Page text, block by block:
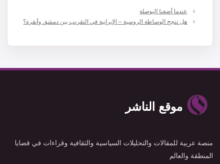
عندما أضعنا البوصلة
هل تنجح الوساطة الروسية – الإيرانية في التقريب بين دمشق وأنقرة؟
موقع الناشر
منصة عربية للمقالات والتحليلات السياسية والثقافية وقراءات في قضايا
المنطقة والعالم